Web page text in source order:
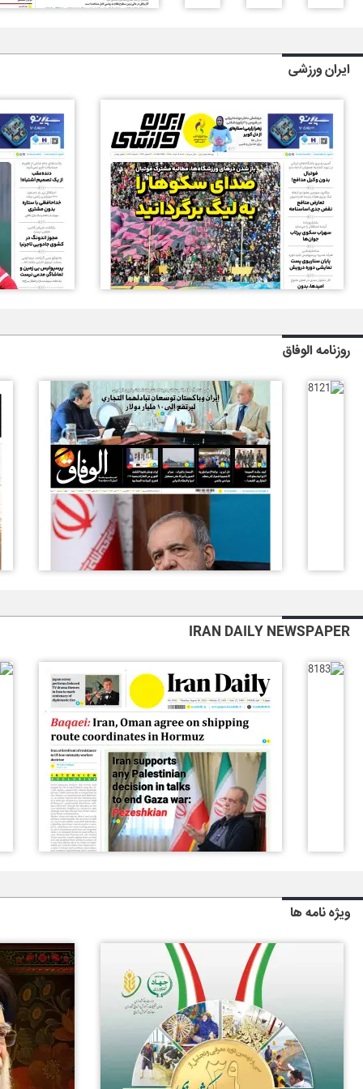
ایران ورزشی
روزنامه الوفاق
IRAN DAILY NEWSPAPER
ویژه نامه ها